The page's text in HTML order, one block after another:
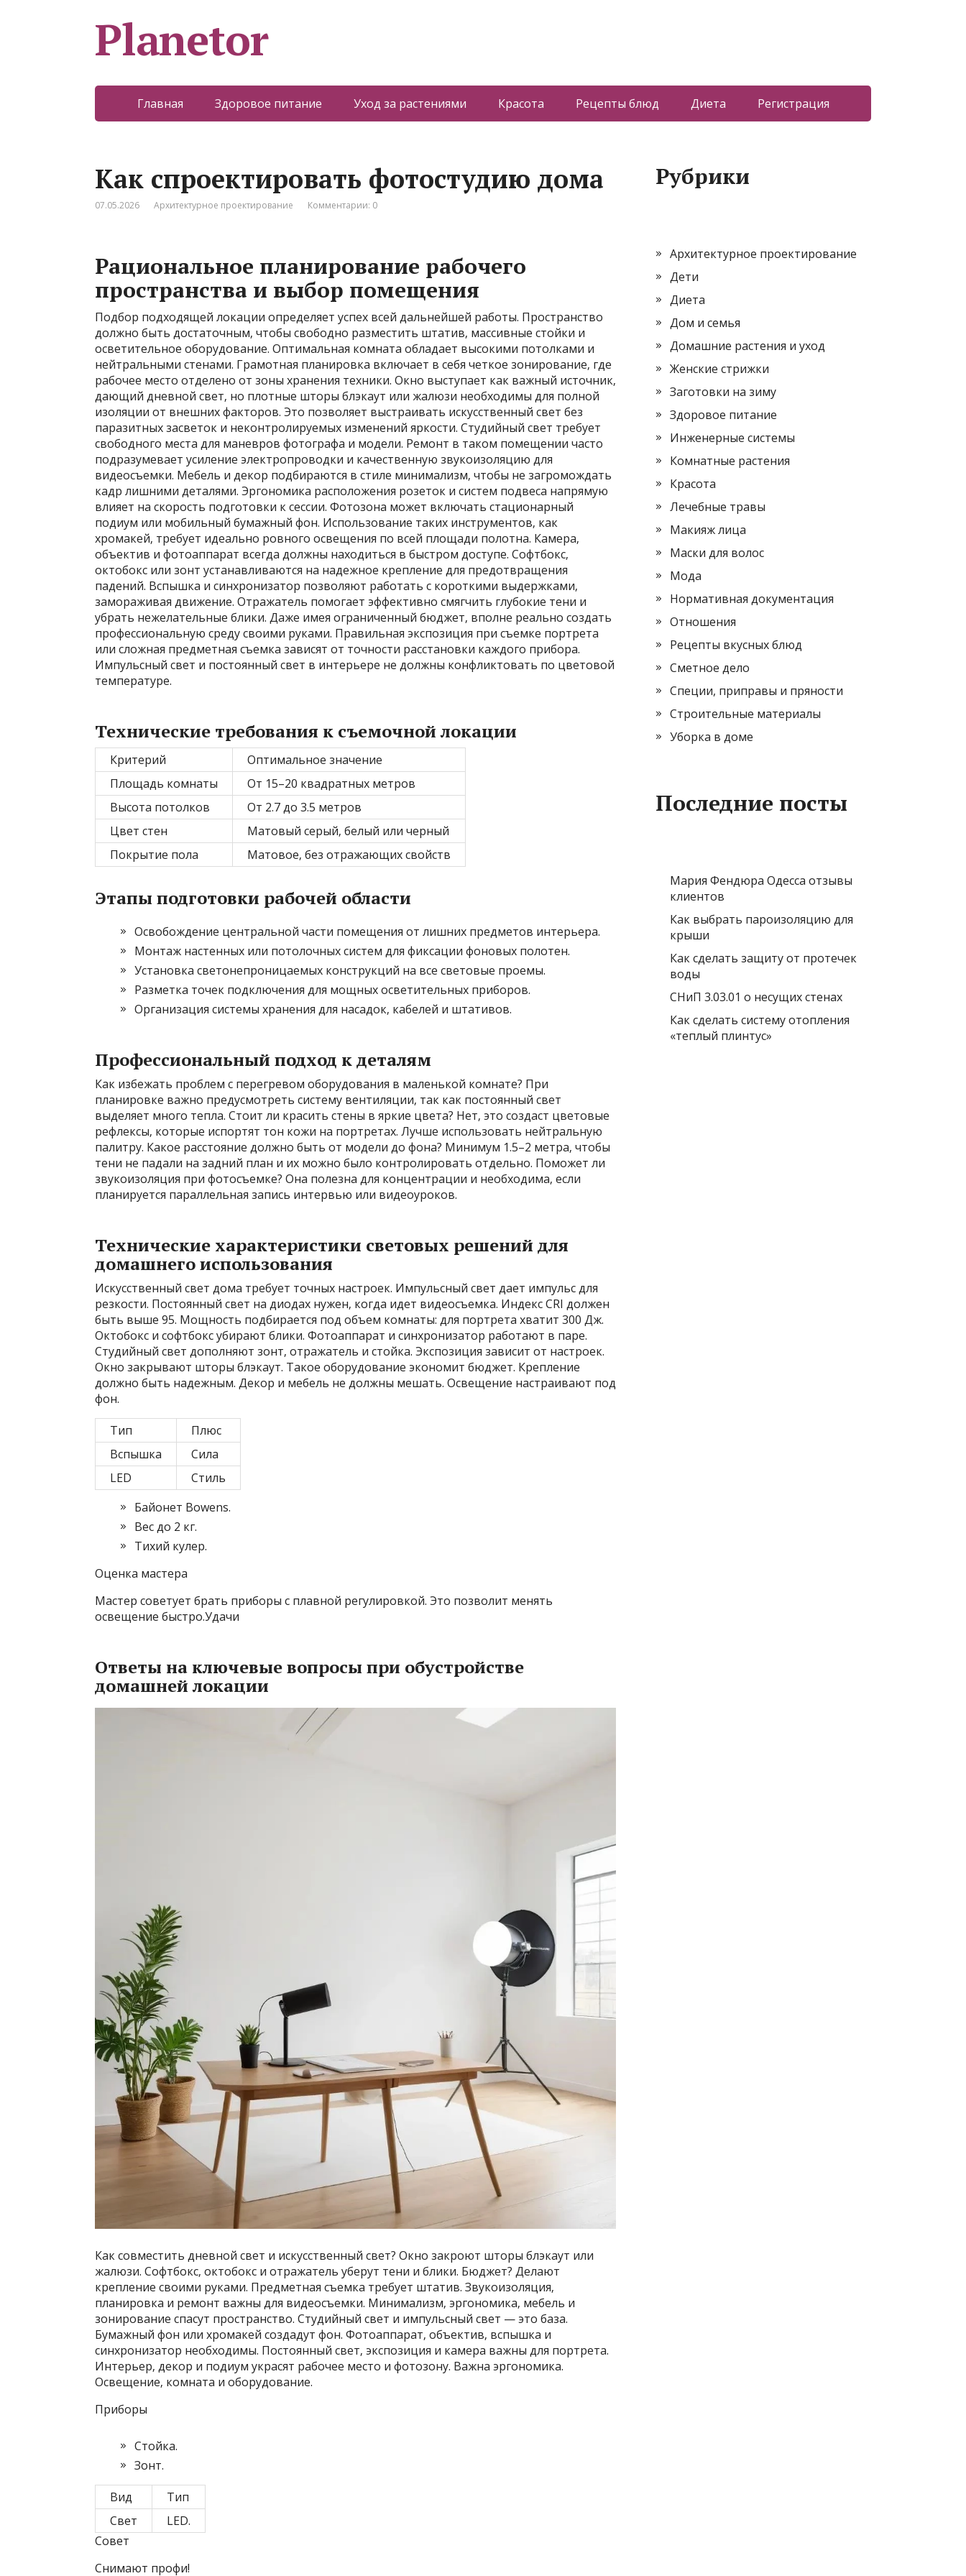
Planetor
Главная Здоровое питание Уход за растениями Красота Рецепты блюд Диета Регистрация
Как спроектировать фотостудию дома
07.05.2026 Архитектурное проектирование Комментарии: 0
Рациональное планирование рабочего
пространства и выбор помещения
Подбор подходящей локации определяет успех всей дальнейшей работы. Пространство
должно быть достаточным‚ чтобы свободно разместить штатив‚ массивные стойки и
осветительное оборудование. Оптимальная комната обладает высокими потолками и
нейтральными стенами. Грамотная планировка включает в себя четкое зонирование‚ где
рабочее место отделено от зоны хранения техники. Окно выступает как важный источник‚
дающий дневной свет‚ но плотные шторы блэкаут или жалюзи необходимы для полной
изоляции от внешних факторов. Это позволяет выстраивать искусственный свет без
паразитных засветок и неконтролируемых изменений яркости. Студийный свет требует
свободного места для маневров фотографа и модели. Ремонт в таком помещении часто
подразумевает усиление электропроводки и качественную звукоизоляцию для
видеосъемки. Мебель и декор подбираются в стиле минимализм‚ чтобы не загромождать
кадр лишними деталями. Эргономика расположения розеток и систем подвеса напрямую
влияет на скорость подготовки к сессии. Фотозона может включать стационарный
подиум или мобильный бумажный фон. Использование таких инструментов‚ как
хромакей‚ требует идеально ровного освещения по всей площади полотна. Камера‚
объектив и фотоаппарат всегда должны находиться в быстром доступе. Софтбокс‚
октобокс или зонт устанавливаются на надежное крепление для предотвращения
падений. Вспышка и синхронизатор позволяют работать с короткими выдержками‚
замораживая движение. Отражатель помогает эффективно смягчить глубокие тени и
убрать нежелательные блики. Даже имея ограниченный бюджет‚ вполне реально создать
профессиональную среду своими руками. Правильная экспозиция при съемке портрета
или сложная предметная съемка зависят от точности расстановки каждого прибора.
Импульсный свет и постоянный свет в интерьере не должны конфликтовать по цветовой
температуре.
Технические требования к съемочной локации
Критерий
Оптимальное значение
Площадь комнаты
От 15–20 квадратных метров
Высота потолков
От 2.7 до 3.5 метров
Цвет стен
Матовый серый‚ белый или черный
Покрытие пола
Матовое‚ без отражающих свойств
Этапы подготовки рабочей области
Освобождение центральной части помещения от лишних предметов интерьера.
Монтаж настенных или потолочных систем для фиксации фоновых полотен.
Установка светонепроницаемых конструкций на все световые проемы.
Разметка точек подключения для мощных осветительных приборов.
Организация системы хранения для насадок‚ кабелей и штативов.
Профессиональный подход к деталям
Как избежать проблем с перегревом оборудования в маленькой комнате? При
планировке важно предусмотреть систему вентиляции‚ так как постоянный свет
выделяет много тепла. Стоит ли красить стены в яркие цвета? Нет‚ это создаст цветовые
рефлексы‚ которые испортят тон кожи на портретах. Лучше использовать нейтральную
палитру. Какое расстояние должно быть от модели до фона? Минимум 1.5–2 метра‚ чтобы
тени не падали на задний план и их можно было контролировать отдельно. Поможет ли
звукоизоляция при фотосъемке? Она полезна для концентрации и необходима‚ если
планируется параллельная запись интервью или видеоуроков.
Технические характеристики световых решений для
домашнего использования
Искусственный свет дома требует точных настроек. Импульсный свет дает импульс для
резкости. Постоянный свет на диодах нужен‚ когда идет видеосъемка. Индекс CRI должен
быть выше 95. Мощность подбирается под объем комнаты: для портрета хватит 300 Дж.
Октобокс и софтбокс убирают блики. Фотоаппарат и синхронизатор работают в паре.
Студийный свет дополняют зонт‚ отражатель и стойка. Экспозиция зависит от настроек.
Окно закрывают шторы блэкаут. Такое оборудование экономит бюджет. Крепление
должно быть надежным. Декор и мебель не должны мешать. Освещение настраивают под
фон.
Тип
Плюс
Вспышка
Сила
LED
Стиль
Байонет Bowens.
Вес до 2 кг.
Тихий кулер.
Оценка мастера
Мастер советует брать приборы с плавной регулировкой. Это позволит менять
освещение быстро.Удачи
Ответы на ключевые вопросы при обустройстве
домашней локации
Как совместить дневной свет и искусственный свет? Окно закроют шторы блэкаут или
жалюзи. Софтбокс‚ октобокс и отражатель уберут тени и блики. Бюджет? Делают
крепление своими руками. Предметная съемка требует штатив. Звукоизоляция‚
планировка и ремонт важны для видеосъемки. Минимализм‚ эргономика‚ мебель и
зонирование спасут пространство. Студийный свет и импульсный свет — это база.
Бумажный фон или хромакей создадут фон. Фотоаппарат‚ объектив‚ вспышка и
синхронизатор необходимы. Постоянный свет‚ экспозиция и камера важны для портрета.
Интерьер‚ декор и подиум украсят рабочее место и фотозону. Важна эргономика.
Освещение‚ комната и оборудование.
Приборы
Стойка.
Зонт.
Вид
Тип
Свет
LED.
Совет
Снимают профи!
Рубрики
Архитектурное проектирование
Дети
Диета
Дом и семья
Домашние растения и уход
Женские стрижки
Заготовки на зиму
Здоровое питание
Инженерные системы
Комнатные растения
Красота
Лечебные травы
Макияж лица
Маски для волос
Мода
Нормативная документация
Отношения
Рецепты вкусных блюд
Сметное дело
Специи, приправы и пряности
Строительные материалы
Уборка в доме
Последние посты
Мария Фендюра Одесса отзывы
клиентов
Как выбрать пароизоляцию для
крыши
Как сделать защиту от протечек
воды
СНиП 3.03.01 о несущих стенах
Как сделать систему отопления
«теплый плинтус»